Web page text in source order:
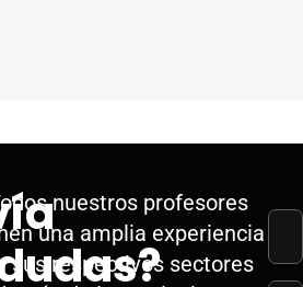
nuestros profesores
una amplia experiencia
sus respectivos sectores